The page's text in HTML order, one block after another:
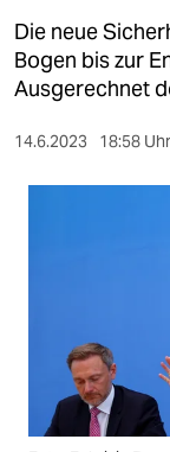
kultur
sport
berlin
nord
veranstaltungen
shop
Die neue
Bogen bis zur
Ausgerechnet
14.6.2023 18:58 Uhr